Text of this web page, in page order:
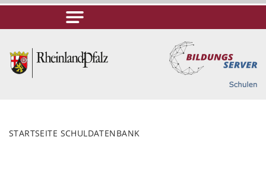
STARTSEITE SCHULDATENBANK